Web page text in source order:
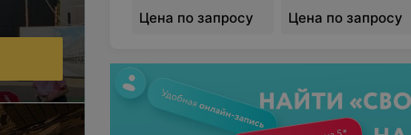
Цена по запросу Цена по запросу